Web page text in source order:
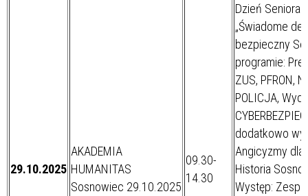
29.10.2025
AKADEMIA
HUMANITAS
Sosnowiec 29.10.2025
09.30-
14.30
Dzień Seniora
„Świadome
bezpieczny
programie:
ZUS, PFRON,
POLICJA,
dodatkowo
Angicyzmy dla
Historia
Występ: